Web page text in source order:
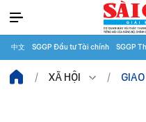
中文 SGGP Đầu tư Tài chính SGGP
XÃ HỘI